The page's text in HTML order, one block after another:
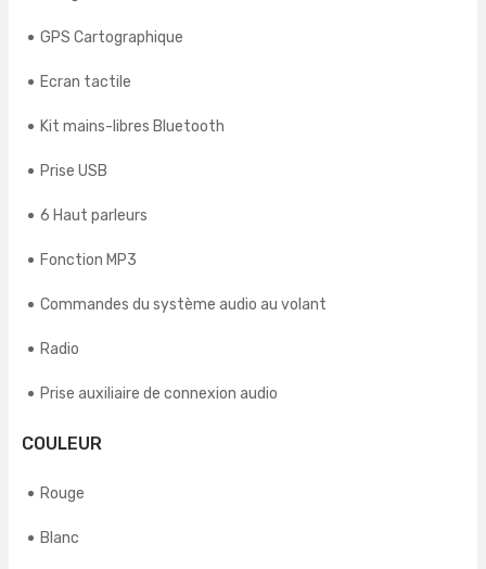
GPS Cartographique
Ecran tactile
Kit mains-libres Bluetooth
Prise USB
6 Haut parleurs
Fonction MP3
Commandes du système audio au volant
Radio
Prise auxiliaire de connexion audio
COULEUR
Rouge
Blanc